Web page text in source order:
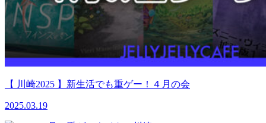
【 川崎2025 】新生活でも重ゲー！４月の会
2025.03.19